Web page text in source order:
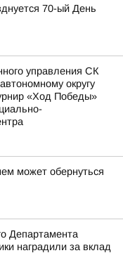
70-ый День
управления СК
округу
«Ход Победы»
может обернуться
Департамента
наградили за вклад